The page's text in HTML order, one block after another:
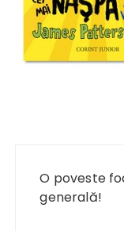
articole
O poveste
generală!